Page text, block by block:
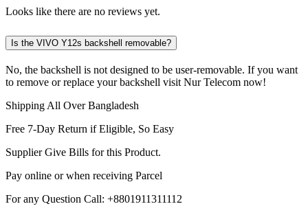
Looks like there are no reviews yet.
Is the VIVO Y12s backshell removable?
No, the backshell is not designed to be user-removable. If you want
to remove or replace your backshell visit Nur Telecom now!
Shipping All Over Bangladesh
Free 7-Day Return if Eligible, So Easy
Supplier Give Bills for this Product.
Pay online or when receiving Parcel
For any Question Call: +8801911311112